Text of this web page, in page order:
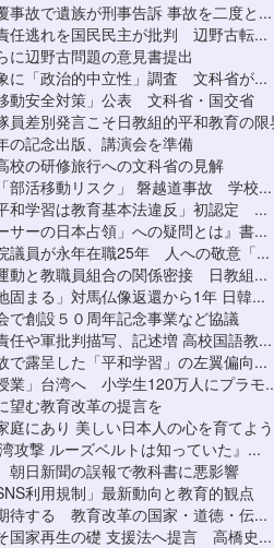
事故で遺族が刑事告訴 事故を二度と...
任逃れを国民民主が批判 辺野古転...
に辺野古問題の意見書提出
に「政治的中立性」調査 文科省が...
動安全対策」公表 文科省・国交省
員差別発言こそ日教組的平和教育の限
の記念出版、講演会を準備
校の研修旅行への文科省の見解
部活移動リスク」 磐越道事故 学校...
和学習は教育基本法違反」初認定 ...
サーの日本占領」への疑問とは』書...
議員が永年在職25年 人への敬意「...
動と教職員組合の関係密接 日教組...
固まる」対馬仏像返還から1年 日韓...
で創設５０周年記念事業など協議
任や軍批判描写、記述増 高校国語教...
で露呈した「平和学習」の左翼偏向...
業」台湾へ 小学生120万人にプラモ
望む教育改革の提言を
庭にあり 美しい日本人の心を育てよう
攻撃 ルーズベルトは知っていた』...
朝日新聞の誤報で教科書に悪影響
利用規制」最新動向と教育的観点
待する 教育改革の国家・道徳・伝...
国家再生の礎 支援法へ提言 高橋史...